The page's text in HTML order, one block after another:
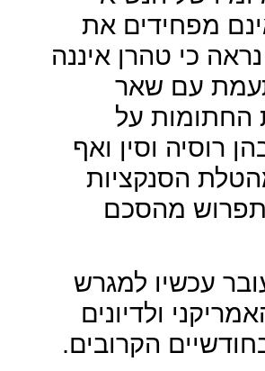
מפחידים את
כי טהרן איננה
עם שאר
החתומות על
רוסיה וסין ואף
הסנקציות
מהסכם
עכשיו למגרש
ולדיונים
הקרובים.